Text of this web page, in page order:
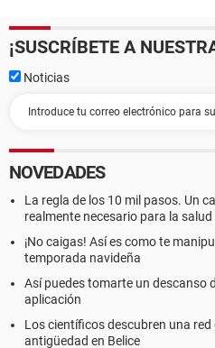
¡SUSCRÍBETE A
Noticias
NOVEDADES
La regla de los 10 mil pasos. Un
realmente necesario para la salud
¡No caigas! Así es como te
temporada navideña
Así puedes tomarte un descanso
aplicación
Los científicos descubren una
antigüedad en Belice